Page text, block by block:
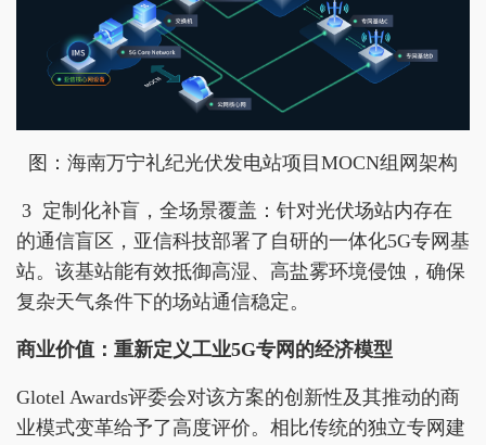
图：海南万宁礼纪光伏发电站项目MOCN组网架构
3 定制化补盲，全场景覆盖：针对光伏场站内存在
的通信盲区，亚信科技部署了自研的一体化5G专网基
站。该基站能有效抵御高湿、高盐雾环境侵蚀，确保
复杂天气条件下的场站通信稳定。
商业价值：重新定义工业5G专网的经济模型
Glotel Awards评委会对该方案的创新性及其推动的商
业模式变革给予了高度评价。相比传统的独立专网建